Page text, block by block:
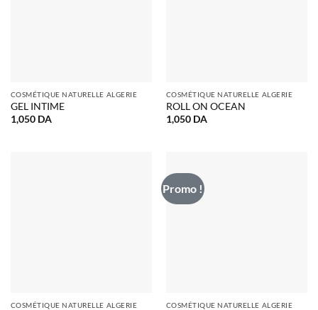
COSMÉTIQUE NATURELLE ALGERIE
GEL INTIME
1,050 DA
COSMÉTIQUE NATURELLE ALGERIE
ROLL ON OCEAN
1,050 DA
COSMÉTIQUE NATURELLE ALGERIE
Promo !
COSMÉTIQUE NATURELLE ALGERIE